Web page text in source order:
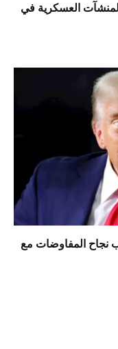
العسكرية في
نجاح المفاوضات مع